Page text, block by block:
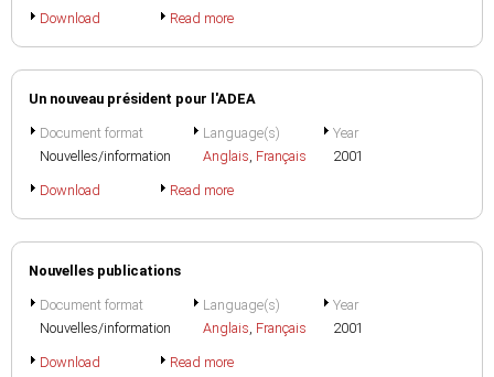
Download Read more
Un nouveau président pour l'ADEA
Document format
Nouvelles/information
Language(s)
Anglais, Français
Year
2001
Download Read more
Nouvelles publications
Document format
Nouvelles/information
Language(s)
Anglais, Français
Year
2001
Download Read more